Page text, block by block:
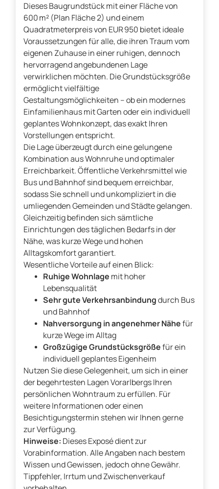
Dieses Baugrundstück mit einer Fläche von
600 m² (Plan Fläche 2) und einem
Quadratmeterpreis von EUR 950 bietet ideale
Voraussetzungen für alle, die ihren Traum vom
eigenen Zuhause in einer ruhigen, dennoch
hervorragend angebundenen Lage
verwirklichen möchten. Die Grundstücksgröße
ermöglicht vielfältige
Gestaltungsmöglichkeiten – ob ein modernes
Einfamilienhaus mit Garten oder ein individuell
geplantes Wohnkonzept, das exakt Ihren
Vorstellungen entspricht.
Die Lage überzeugt durch eine gelungene
Kombination aus Wohnruhe und optimaler
Erreichbarkeit. Öffentliche Verkehrsmittel wie
Bus und Bahnhof sind bequem erreichbar,
sodass Sie schnell und unkompliziert in die
umliegenden Gemeinden und Städte gelangen.
Gleichzeitig befinden sich sämtliche
Einrichtungen des täglichen Bedarfs in der
Nähe, was kurze Wege und hohen
Alltagskomfort garantiert.
Wesentliche Vorteile auf einen Blick:
Ruhige Wohnlage mit hoher
Lebensqualität
Sehr gute Verkehrsanbindungdurch Bus
und Bahnhof
Nahversorgung in angenehmer Nähefür
kurze Wege im Alltag
Großzügige Grundstücksgrößefür ein
individuell geplantes Eigenheim
Nutzen Sie diese Gelegenheit, um sich in einer
der begehrtesten Lagen Vorarlbergs Ihren
persönlichen Wohntraum zu erfüllen. Für
weitere Informationen oder einen
Besichtigungstermin stehen wir Ihnen gerne
zur Verfügung.
Hinweise: Dieses Exposé dient zur
Vorabinformation. Alle Angaben nach bestem
Wissen und Gewissen, jedoch ohne Gewähr.
Tippfehler, Irrtum und Zwischenverkauf